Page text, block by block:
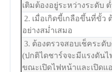
เติมต้องอยู่ระหว่างระดับ ต่
2. เมื่อเกิดขี้เกลือขึ้นที่ขั้ว
อย่างสม่ำเสมอ
3. ต้องตรวจสอบเช็คระดั
(ปกติไดชาร์จจะมีแรงดันไ
ขณะเปิดไฟหน้าและเปิดแ